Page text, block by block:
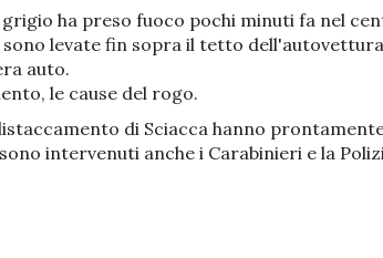
grigio ha preso fuoco pochi minuti fa nel
sono levate fin sopra il tetto
auto.
le cause del rogo.
di Sciacca hanno
intervenuti anche i Carabinieri e la